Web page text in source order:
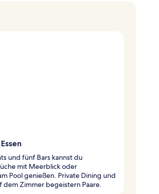
und fünf Bars kannst du
mit Meerblick oder
Pool genießen. Private Dining und
dem Zimmer begeistern Paare.